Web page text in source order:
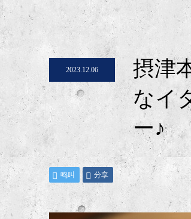
2023.12.06
摂津
なイ
ー♪
鸣叫 分享